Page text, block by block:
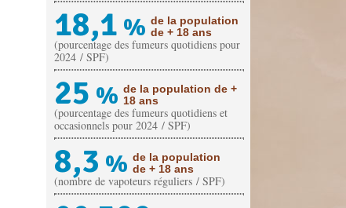
18,1 % de la population
de + 18 ans
(pourcentage des fumeurs quotidiens pour
2024 / SPF)
25 % de la population de +
18 ans
(pourcentage des fumeurs quotidiens et
occasionnels pour 2024 / SPF)
8,3 % de la population
de + 18 ans
(nombre de vapoteurs réguliers / SPF)